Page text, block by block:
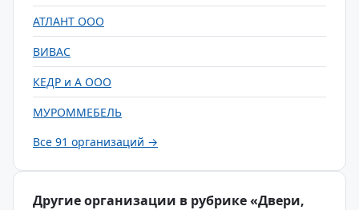
АТЛАНТ ООО
ВИВАС
КЕДР и А ООО
МУРОММЕБЕЛЬ
Все 91 организаций →
Другие организации в рубрике «Двери,